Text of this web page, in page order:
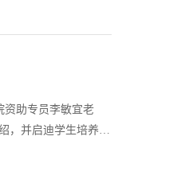
资助专员李敏宜老
，并启迪学生培养正
注意事项，鼓励新一